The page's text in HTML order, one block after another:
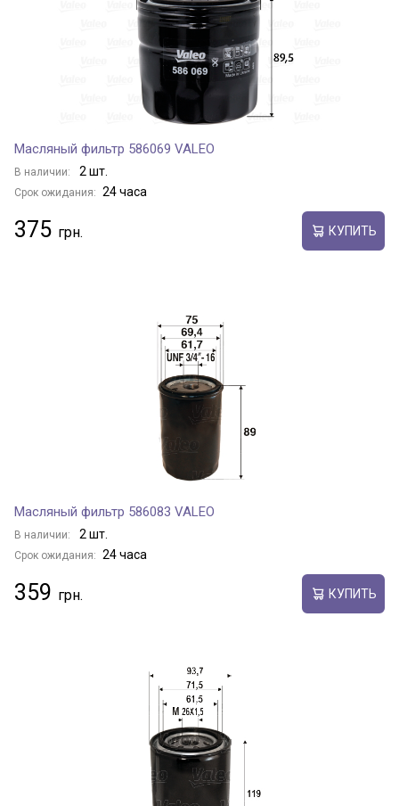
Масляный фильтр 586069 VALEO
В наличии: 2 шт.
Срок ожидания: 24 часа
375 КУПИТЬ
Масляный фильтр 586083 VALEO
В наличии: 2 шт.
Срок ожидания: 24 часа
359 КУПИТЬ